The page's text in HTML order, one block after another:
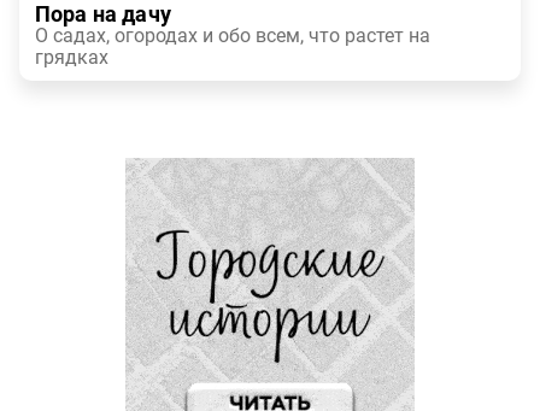
Пора на дачу
О садах, огородах и обо всем, что растет на
грядках